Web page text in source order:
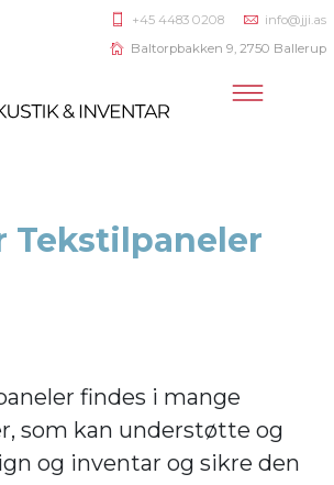
+45 4483 0208
info@jji.as
Baltorpbakken 9, 2750 Ballerup
Tekstilpaneler
findes i mange
som kan understøtte og
og inventar og sikre den